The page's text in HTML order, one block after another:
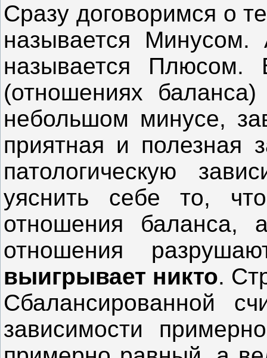
Сразу договоримся о
называется Минусом.
называется Плюсом.
(отношениях
небольшом минусе,
приятная и полезная
патологическую
уяснить себе то,
отношения баланса,
отношения
выигрывает никто.
Сбалансированной
зависимости